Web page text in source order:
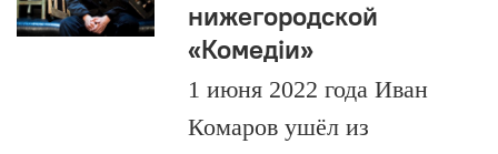
нижегородской
«Комедiи»
1 июня 2022 года Иван
Комаров ушёл из